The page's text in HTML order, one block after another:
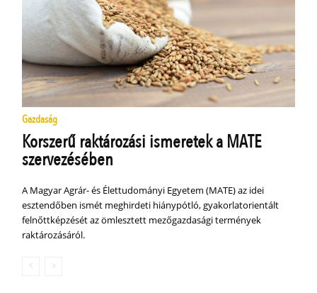
Gazdaság
Korszerű raktározási ismeretek a MATE
szervezésében
A Magyar Agrár- és Élettudományi Egyetem (MATE) az idei
esztendőben ismét meghirdeti hiánypótló, gyakorlatorientált
felnőttképzését az ömlesztett mezőgazdasági termények
raktározásáról.